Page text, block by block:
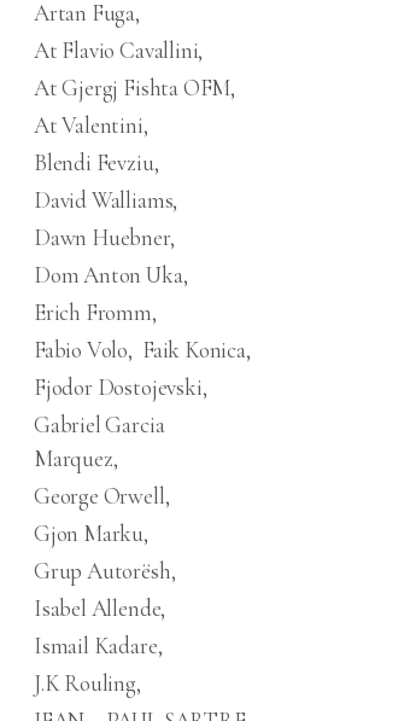
Artan Fuga
At Flavio Cavallini
At Gjergj Fishta OFM
At Valentini
Blendi Fevziu
David Walliams
Dawn Huebner
Dom Anton Uka
Erich Fromm
Fabio Volo
Faik Konica
Fjodor Dostojevski
Gabriel Garcia
Marquez
George Orwell
Gjon Marku
Grup Autorësh
Isabel Allende
Ismail Kadare
J.K Rouling